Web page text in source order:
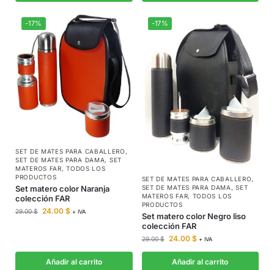
-17%
SET DE MATES PARA CABALLERO ,
SET DE MATES PARA DAMA, SET
MATEROS FAR,TODOS LOS
PRODUCTOS
Set matero color Naranja
colección FAR
29.00$ 24.00 $ + IVA
Añadir al carrito
-17%
SET DE MATES PARA CABALLERO,
SET DE MATES PARA DAMA ,SET
MATEROS FAR, TODOS LOS
PRODUCTOS
Set matero color Negro liso
colección FAR
29.00$ 24.00 $ + IVA
Añadir al carrito